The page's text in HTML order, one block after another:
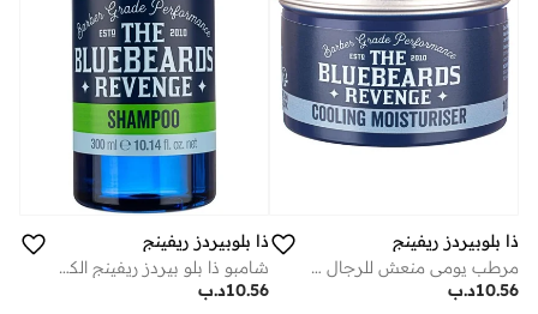
ذا بلوبيردز ريفينج
مرطب يومي منعش للرجال من بلو بيردز ريفينج
د.ب10.56
ذا بلوبيردز ريفينج
شامبو ذا بلو بيردز ريفينج الكلاسيكي للرجال - تركيبة احترافية لتقوية الشعر - 300 مل
د.ب10.56